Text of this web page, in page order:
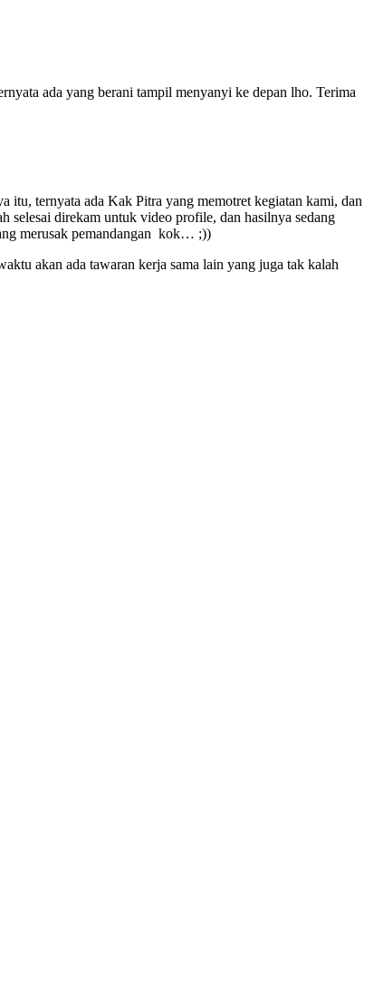
ada yang berani tampil menyanyi ke depan lho. Terima
itu, ternyata ada Kak Pitra yang memotret kegiatan kami, dan
selesai direkam untuk video profile, dan hasilnya sedang
merusak pemandangan kok… ;))
akan ada tawaran kerja sama lain yang juga tak kalah